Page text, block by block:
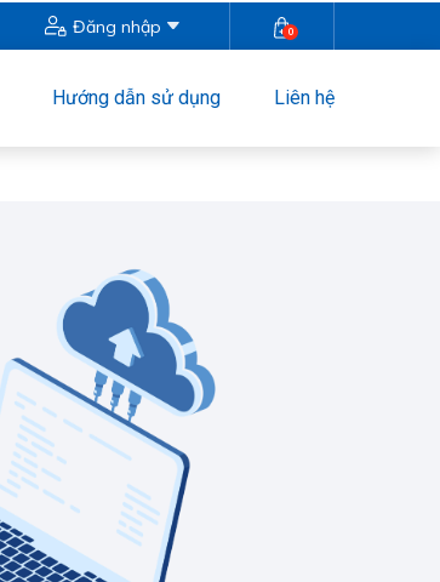
Đăng nhập 0
Hướng dẫn sử dụng Liên hệ